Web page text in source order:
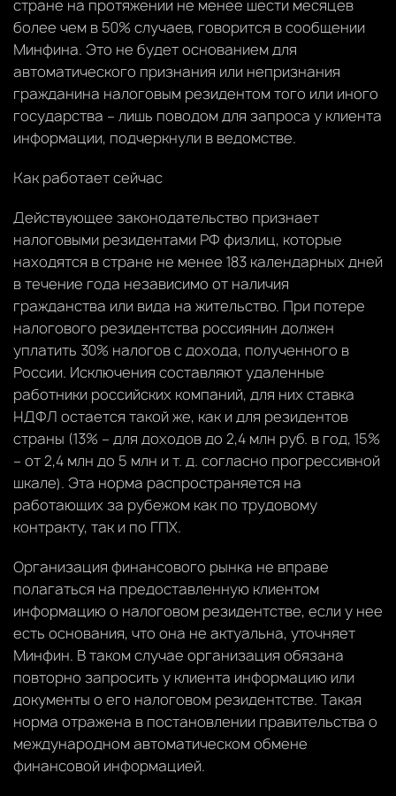
стране на протяжении не менее шести месяцев
более чем в 50% случаев, говорится в сообщении
Минфина. Это не будет основанием для
автоматического признания или непризнания
гражданина налоговым резидентом того или иного
государства – лишь поводом для запроса у клиента
информации, подчеркнули в ведомстве.
Как работает сейчас
Действующее законодательство признает
налоговыми резидентами РФ физлиц, которые
находятся в стране не менее 183 календарных дней
в течение года независимо от наличия
гражданства или вида на жительство. При потере
налогового резидентства россиянин должен
уплатить 30% налогов с дохода, полученного в
России. Исключения составляют удаленные
работники российских компаний, для них ставка
НДФЛ остается такой же, как и для резидентов
страны (13% – для доходов до 2,4 млн руб. в год, 15%
– от 2,4 млн до 5 млн и т. д. согласно прогрессивной
шкале). Эта норма распространяется на
работающих за рубежом как по трудовому
контракту, так и по ГПХ.
Организация финансового рынка не вправе
полагаться на предоставленную клиентом
информацию о налоговом резидентстве, если у нее
есть основания, что она не актуальна, уточняет
Минфин. В таком случае организация обязана
повторно запросить у клиента информацию или
документы о его налоговом резидентстве. Такая
норма отражена в постановлении правительства о
международном автоматическом обмене
финансовой информацией.